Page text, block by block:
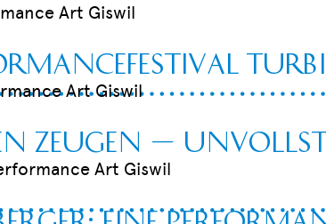
Art Giswil
Art Giswil
Zeugen —
Art Giswil